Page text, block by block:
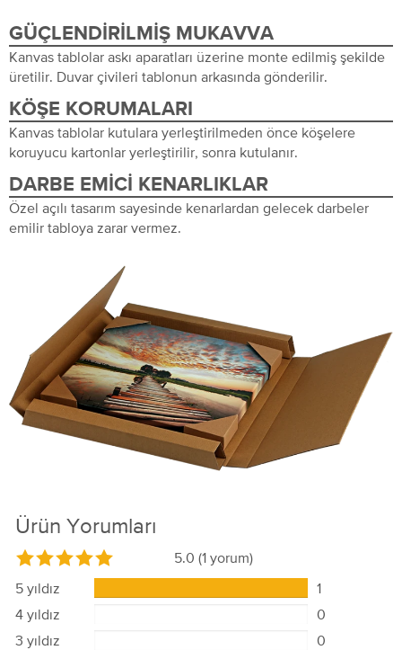
GÜÇLENDIRILMIŞ MUKAVVA
Kanvas tablolar askı aparatları üzerine monte edilmiş şekilde
üretilir. Duvar çivileri tablonun arkasında gönderilir.
KÖŞE KORUMALARI
Kanvas tablolar kutulara yerleştirilmeden önce köşelere
koruyucu kartonlar yerleştirilir, sonra kutulanır.
DARBE EMICI KENARLIKLAR
Özel açılı tasarım sayesinde kenarlardan gelecek darbeler
emilir tabloya zarar vermez.
Ürün Yorumları
5.0 (1 yorum)
5 yıldız
1
4 yıldız
0
3 yıldız
0